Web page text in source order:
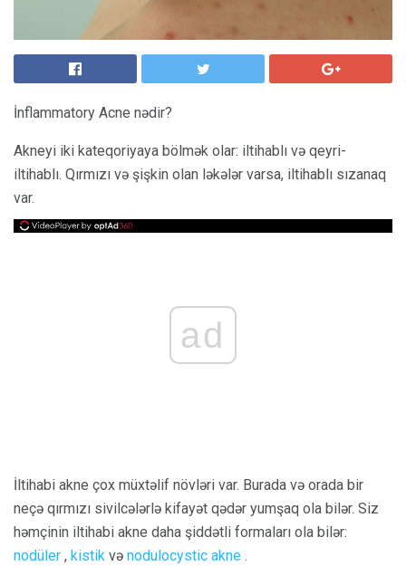
İnflammatory Acne nədir?
Akneyi iki kateqoriyaya bölmək olar: iltihablı və qeyri-
iltihablı. Qırmızı və şişkin olan ləkələr varsa, iltihablı sızanaq
var.
ad
İltihabi akne çox müxtəlif növləri var. Burada və orada bir
neçə qırmızı sivilcələrlə kifayət qədər yumşaq ola bilər. Siz
həmçinin iltihabi akne daha şiddətli formaları ola bilər:
nodüler , kistik və nodulocystic akne .